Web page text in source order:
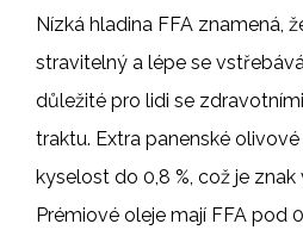
Nízká hladina FFA znamená,
stravitelný a lépe se
důležité pro lidi se
traktu. Extra panenské
kyselost do 0,8 %, což je znak
Prémiové oleje mají FFA pod